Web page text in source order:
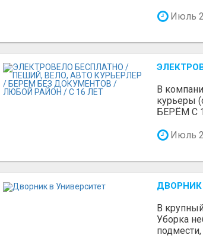
Июль
В
курьеры
БЕРЁМ С
Июль
ДВОРНИК
В
Уборка